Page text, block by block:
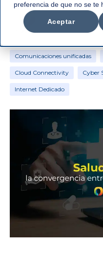
preferencia de que no se te
Aceptar
C3NTRO
nov 13,
Comunicaciones unificadas
Cloud Connectivity Cyber
Internet Dedicado